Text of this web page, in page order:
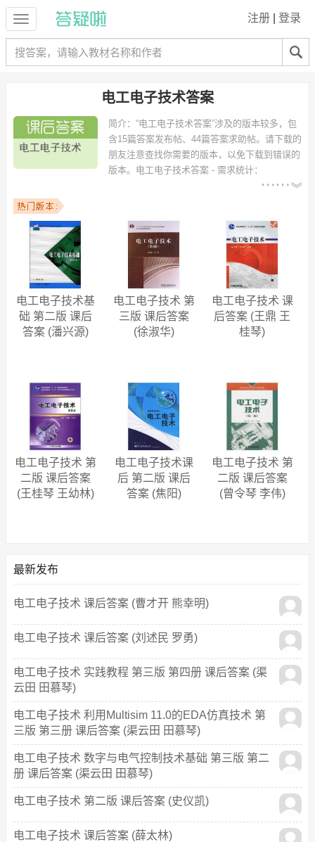
注册 登录
电工电子技术答案
简介： “电工电子技术答案”涉及的版本较多，包
含15篇答案发布帖、44篇答案求助帖。请下载的
朋友注意查找你需要的版本，以免下载到错误的
版本。 电工电子技术答案 - 需求统计：
：机械设计制造及其自动化、化学
工程与工艺、机械工程及自动化、计算机科学与技术、机电一体化、工
业工程、土木工程、环境工程、车辆工程、模具设计与制造 等专业。
以下学校的同学下载过
电工电子技术答案：北京交通大学、浙江科技学
院、安徽理工大学、安徽农业大学、上海医疗器械高等专科学校、太原
理工大学、江西理工大学、浙江工业大学、红河学院、山东工商学院
等。
电工电子技术基
础 第二版 课后
答案 (潘兴源)
电工电子技术 第
三版 课后答案
(徐淑华)
电工电子技术 课
后答案 (王鼎 王
桂琴)
电工电子技术 第
二版 课后答案
(王桂琴 王幼林)
电工电子技术课
后 第二版 课后
答案 (焦阳)
电工电子技术 第
二版 课后答案
(曾令琴 李伟)
最新发布
电工电子技术 课后答案 (曹才开 熊幸明)
电工电子技术 课后答案 (刘述民 罗勇)
电工电子技术 实践教程 第三版 第四册 课后答案 (渠
云田 田慕琴)
电工电子技术 利用Multisim 11.0的EDA仿真技术 第
三版 第三册 课后答案 (渠云田 田慕琴)
电工电子技术 数字与电气控制技术基础 第三版 第二
册 课后答案 (渠云田 田慕琴)
电工电子技术 第二版 课后答案 (史仪凯)
电工电子技术 课后答案 (薛太林)